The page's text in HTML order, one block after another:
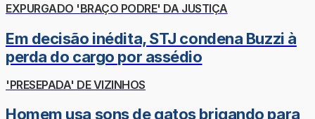
EXPURGADO 'BRAÇO PODRE' DA JUSTIÇA
Em decisão inédita, STJ condena Buzzi à
perda do cargo por assédio
'PRESEPADA' DE VIZINHOS
Homem usa sons de gatos brigando para